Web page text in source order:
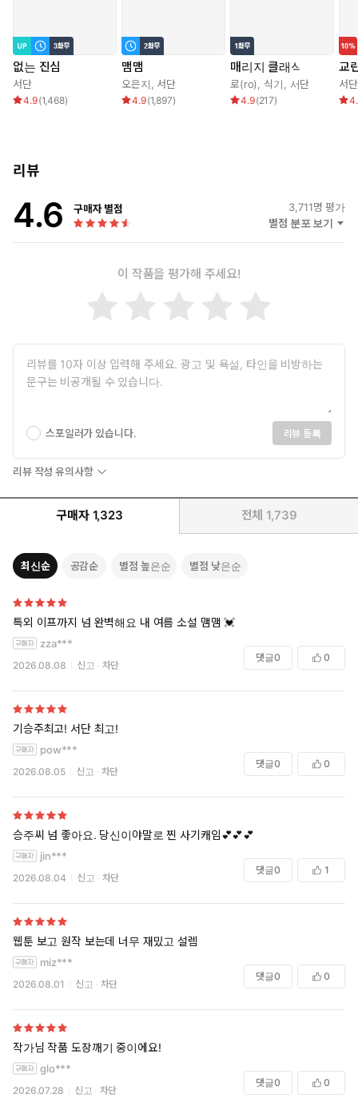
여름 한 철. 이 뜨거운 감정에 휩쓸려 무슨 짓을 한대도 후회는 없을
것 같았다.
없는 진심
서단
4.9(1,468)
맴맴
오은지 서단
4.9(1,897)
매리지 클래식
로(ro) ,식기 서단
4.9(217)
교
서단
리뷰
4.6 구매자 별점 3,711명 평가
별점 분포 보기
이 작품을 평가해 주세요!
스포일러가 있습니다. 리뷰 등록
리뷰 작성 유의사항
구매자 1,323 전체 1,739
최신순 공감순 별점 높은순 별점 낮은순
특외 이프까지 넘 완벽해요 내 여름 소설 맴맴 💓
zza***
2026.08.08 신고 차단
댓글0 0
기승주최고! 서단 최고!
pow***
2026.08.05 신고 차단
댓글0 0
승주씨 넘 좋아요. 당신이야말로 찐 사기캐임💕💕💕
jin***
2026.08.04 신고 차단
댓글0 1
웹툰 보고 원작 보는데 너무 재밌고 설렘
miz***
2026.08.01 신고 차단
댓글0 0
작가님 작품 도장깨기 중이에요!
glo***
2026.07.28 신고 차단
댓글0 0